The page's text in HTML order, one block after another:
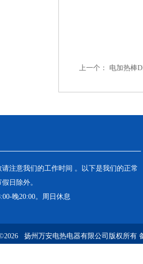
上一个： 电加热棒
注意我们的工作时间 。以下是我们的正常
日除外。
晚20:00。周日休息
扬州万安电热电器有限公司版权所有